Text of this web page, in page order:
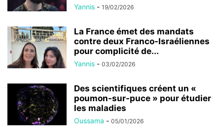
Yannis - 19/02/2026
La France émet des mandats
contre deux Franco-Israéliennes
pour complicité de...
Yannis - 03/02/2026
Des scientifiques créent un «
poumon-sur-puce » pour étudier
les maladies
Oussama - 05/01/2026